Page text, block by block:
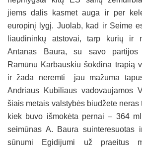
jiems dalis kasmet auga ir per
europinį lygį. Juolab, kad ir Seime
liaudininkų atstovai, tarp kurių ir
Antanas Baura, su savo partijos
Ramūnu Karbauskiu šokdina trapią
ir žada neremti jau mažuma
Andriaus Kubiliaus vadovaujamos
šiais metais valstybės biudžete neras
kiek buvo išmokėta pernai – 364
seimūnas A. Baura suinteresuotas
sūnumi Egidijumi už praeitus